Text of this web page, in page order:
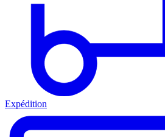
Expédition